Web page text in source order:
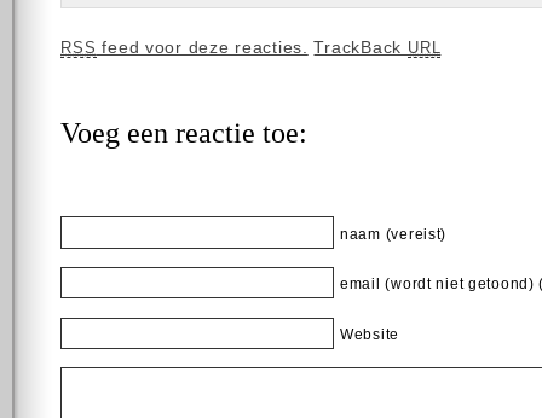
RSS feed voor deze reacties. TrackBack URL
Voeg een reactie toe:
naam (vereist)
email (wordt niet getoond)
Website